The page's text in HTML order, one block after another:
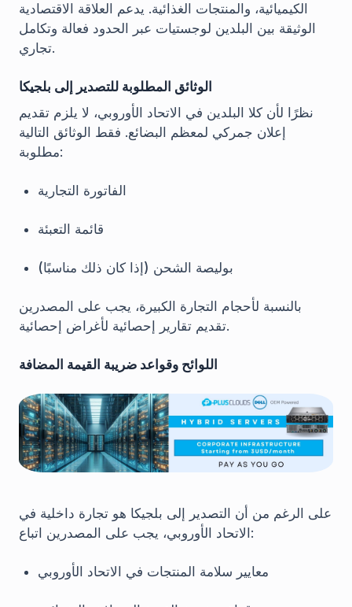
الكيميائية، والمنتجات الغذائية. يدعم العلاقة الاقتصادية
الوثيقة بين البلدين لوجستيات عبر الحدود فعالة وتكامل
تجاري.
الوثائق المطلوبة للتصدير إلى بلجيكا
نظرًا لأن كلا البلدين في الاتحاد الأوروبي، لا يلزم تقديم
إعلان جمركي لمعظم البضائع. فقط الوثائق التالية
مطلوبة:
الفاتورة التجارية
قائمة التعبئة
بوليصة الشحن (إذا كان ذلك مناسبًا)
بالنسبة لأحجام التجارة الكبيرة، يجب على المصدرين
تقديم تقارير إحصائية لأغراض إحصائية.
اللوائح وقواعد ضريبة القيمة المضافة
على الرغم من أن التصدير إلى بلجيكا هو تجارة داخلية في
الاتحاد الأوروبي، يجب على المصدرين اتباع:
معايير سلامة المنتجات في الاتحاد الأوروبي